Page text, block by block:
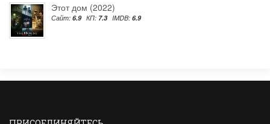
Этот дом (2022)
Сайт: 6.9 КП: 7.3 IMDB: 6.9